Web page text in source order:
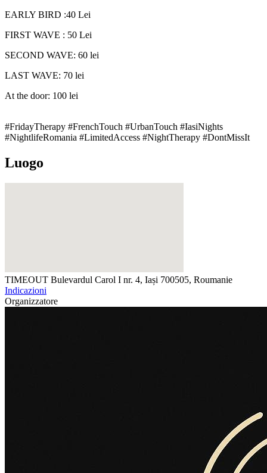
EARLY BIRD :40 Lei
FIRST WAVE : 50 Lei
SECOND WAVE: 60 lei
LAST WAVE: 70 lei
At the door: 100 lei
#FridayTherapy #FrenchTouch #UrbanTouch #IasiNights
#NightlifeRomania #LimitedAccess #NightTherapy #DontMissIt
Luogo
TIMEOUT Bulevardul Carol I nr. 4, Iași 700505, Roumanie
Indicazioni
Organizzatore